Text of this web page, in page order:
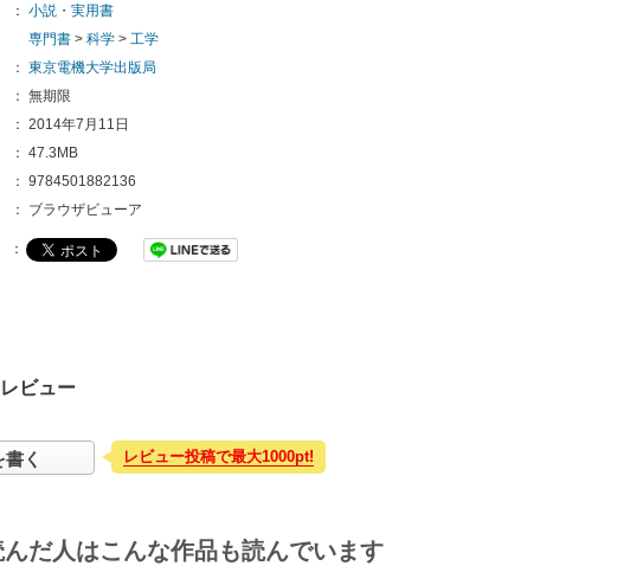
： 小説・実用書
専門書 > 科学 > 工学
： 東京電機大学出版局
： 無期限
： 2014年7月11日
： 47.3MB
： 9784501882136
： ブラウザビューア
：
ビュー
く レビュー投稿で最大1000pt!
だ人はこんな作品も読んでいます